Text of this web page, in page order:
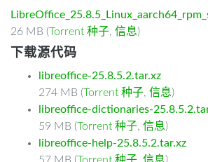
26 MB (Torrent 种子, 信息)
下载源代码
libreoffice-25.8.5.2.tar.xz
274 MB (Torrent 种子, 信息)
libreoffice-dictionaries-
59 MB (Torrent 种子, 信息)
libreoffice-help-25.8.5.2.tar.xz